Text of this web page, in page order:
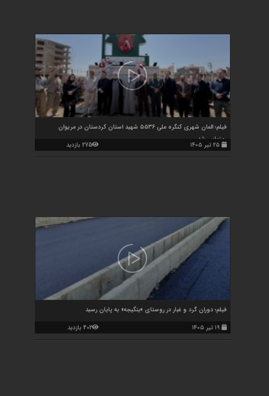
فیلم؛ المان شهری کنگره ملی ۵۵۳۶ شهید استان کردستان در مریوان
رونمایی شد
۲۵ تیر ۱۴۰۵ 275 بازدید
فیلم؛ دوران گرد و غبار در روستای «ینگیجه» به پایان رسید
۱۹ تیر ۱۴۰۵
402 بازدید